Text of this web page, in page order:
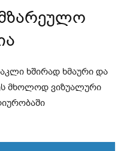
ხშირად ხმაური და
მხოლოდ ვიზუალური